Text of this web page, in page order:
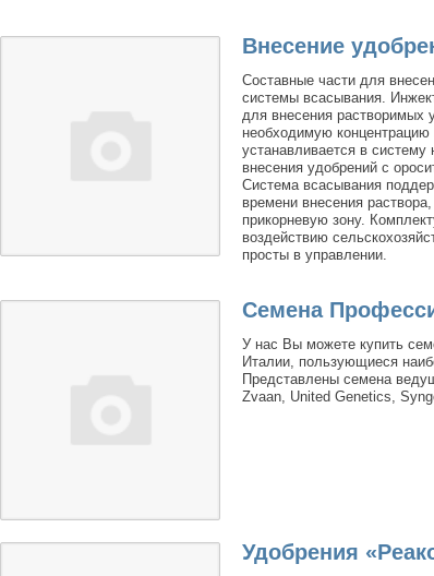
Внесение
Составные части для
системы всасывания.
для внесения растворимых
необходимую концентрацию
устанавливается в
внесения удобрений с
Система всасывания
времени внесения
прикорневую зону.
воздействию
просты в управлении.
Семена
У нас Вы можете купить
Италии, пользующиеся
Представлены семена
Zvaan, United Genetics,
Удобрения